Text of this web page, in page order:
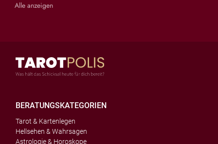
Alle anzeigen
BERATUNGSKATEGORIEN
Tarot & Kartenlegen
Hellsehen & Wahrsagen
Astrologie & Horoskope